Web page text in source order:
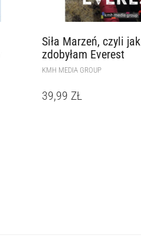
Siła Marzeń, czyli jak
zdobyłam Everest
KMH MEDIA GROUP
39,99 ZŁ